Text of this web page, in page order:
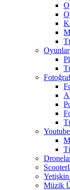
Oyunlar
Müzik